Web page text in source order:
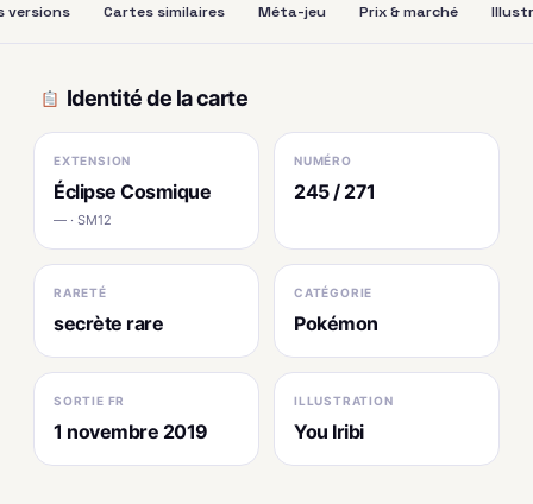
versions Cartes similaires Méta-jeu Prix & marché
Identité de la carte
EXTENSION
Éclipse Cosmique
— · SM12
NUMÉRO
245 / 271
RARETÉ
secrète rare
CATÉGORIE
Pokémon
SORTIE FR
1 novembre 2019
ILLUSTRATION
You Iribi